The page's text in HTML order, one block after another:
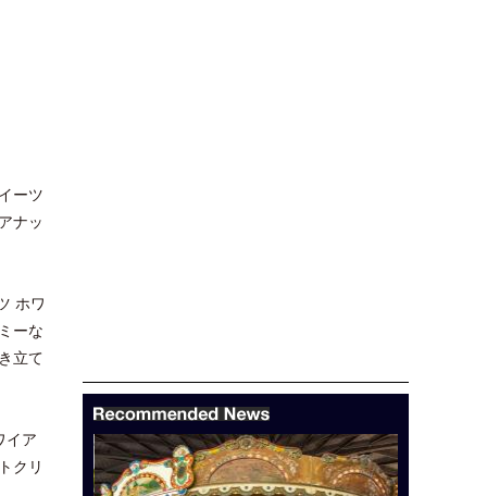
ーツ
ナッ
ホワ
ーな
立て
イア
クリ